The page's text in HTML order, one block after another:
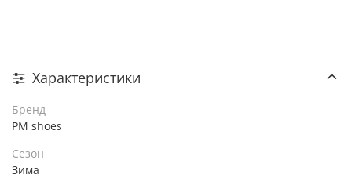
Характеристики
Бренд
PM shoes
Сезон
Зима